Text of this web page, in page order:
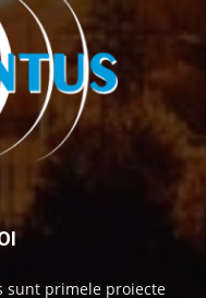
sunt primele proiecte